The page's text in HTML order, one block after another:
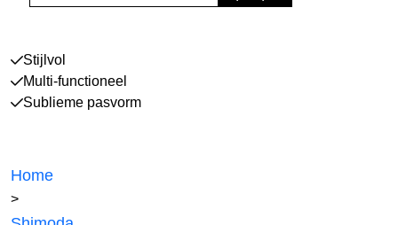
Stijlvol
Multi-functioneel
Sublieme pasvorm
Home
>